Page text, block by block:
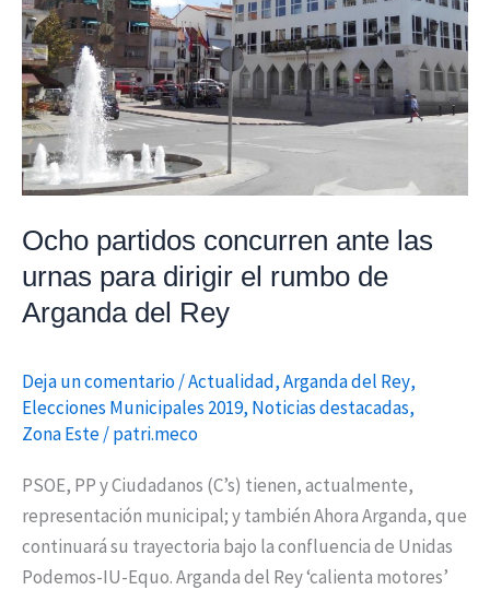
Ocho partidos concurren ante las
urnas para dirigir el rumbo de
Arganda del Rey
Deja un comentario/Actualidad,Arganda del Rey,
Elecciones Municipales 2019, Noticias destacadas,
Zona Este/patri.meco
PSOE, PP y Ciudadanos (C’s) tienen, actualmente,
representación municipal; y también Ahora Arganda, que
continuará su trayectoria bajo la confluencia de Unidas
Podemos-IU-Equo. Arganda del Rey ‘calienta motores’
urnas
para
dirigir
el
rumbo
de
Arganda
Rey